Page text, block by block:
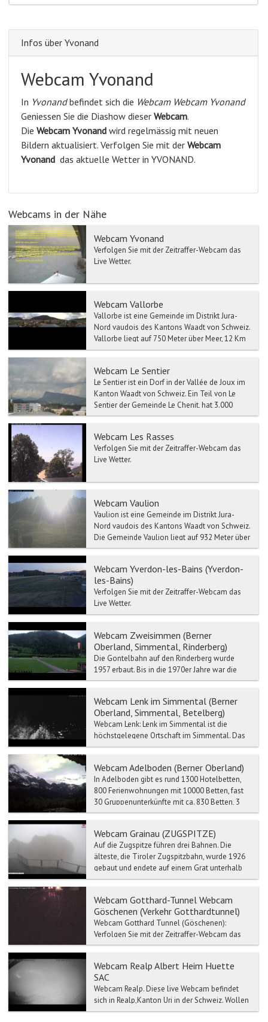
Infos über Yvonand
Webcam Yvonand
In Yvonandbefindet sich die Webcam Webcam Yvonand
Geniessen Sie die Diashow dieser Webcam.
Die Webcam Yvonand wird regelmässig mit neuen
Bildern aktualisiert. Verfolgen Sie mit der Webcam
Yvonand das aktuelle Wetter in YVONAND.
Webcams in der Nähe
Webcam Yvonand
Verfolgen Sie mit der Zeitraffer-Webcam das
Live Wetter.
Webcam Vallorbe
Vallorbe ist eine Gemeinde im Distrikt Jura-
Nord vaudois des Kantons Waadt von Schweiz.
Vallorbe liegt auf 750 Meter über Meer, 12 Km
westlich von ...
Webcam Le Sentier
Le Sentier ist ein Dorf in der Vallée de Joux im
Kanton Waadt von Schweiz. Ein Teil von Le
Sentier der Gemeinde Le Chenit, hat 3.000
Einwohner. In...
Webcam Les Rasses
Verfolgen Sie mit der Zeitraffer-Webcam das
Live Wetter.
Webcam Vaulion
Vaulion ist eine Gemeinde im Distrikt Jura-
Nord vaudois des Kantons Waadt von Schweiz.
Die Gemeinde Vaulion liegt auf 932 Meter über
Meer, 12 Km we...
Webcam Yverdon-les-Bains (Yverdon-
les-Bains)
Verfolgen Sie mit der Zeitraffer-Webcam das
Live Wetter.
Webcam Zweisimmen (Berner
Oberland, Simmental, Rinderberg)
Die Gontelbahn auf den Rinderberg wurde
1957 erbaut. Bis in die 1970er Jahre war die
Rinderbergbahn die längste ihrer Art in Europa.
Webcam Lenk im Simmental (Berner
Oberland, Simmental, Betelberg)
Webcam Lenk: Lenk im Simmental ist die
höchstgelegene Ortschaft im Simmental. Das
Gemeindegebiet der Lenk im Simmental
Webcam Adelboden (Berner Oberland)
In Adelboden gibt es rund 1300 Hotelbetten,
800 Ferienwohnungen mit 10000 Betten, fast
30 Gruppenunterkünfte mit ca. 830 Betten, 3
Campingplätze un...
Webcam Grainau (ZUGSPITZE)
Auf die Zugspitze führen drei Bahnen. Die
älteste, die Tiroler Zugspitzbahn, wurde 1926
gebaut und endete auf einem Grat unterhalb
des Gipfels, bev...
Webcam Gotthard-Tunnel Webcam
Göschenen (Verkehr Gotthardtunnel)
Webcam Gotthard Tunnel (Göschenen):
Verfolgen Sie mit der Zeitraffer-Webcam das
Live Wetter-Gotthard Tunnel. Verkehr- und
Webcam Realp Albert Heim Huette
SAC
Webcam Realp. Diese live Webcam befindet
sich in Realp,Kanton Uri in der Schweiz. Wollen
Sie wissen wie heute das in Realp ist...